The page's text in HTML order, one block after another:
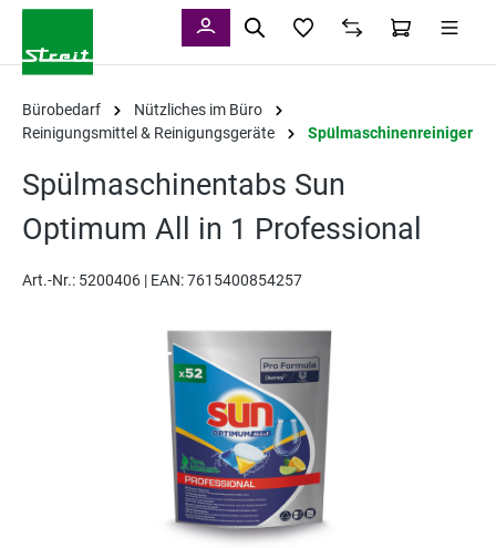
Bürobedarf
Nützliches im Büro
Reinigungsmittel & Reinigungsgeräte
Spülmaschinenreiniger
Spülmaschinentabs Sun
Optimum All in 1 Professional
Art.-Nr.: 5200406 | EAN: 7615400854257